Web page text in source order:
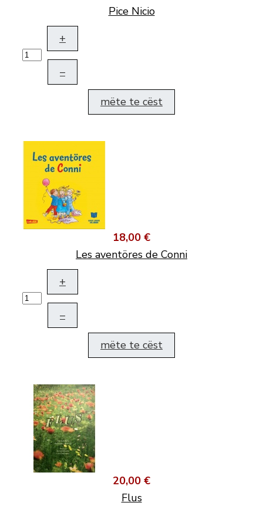
Pice Nicio
+
–
mëte te cëst
18,00 €
Les aventöres de Conni
+
–
mëte te cëst
20,00 €
Flus